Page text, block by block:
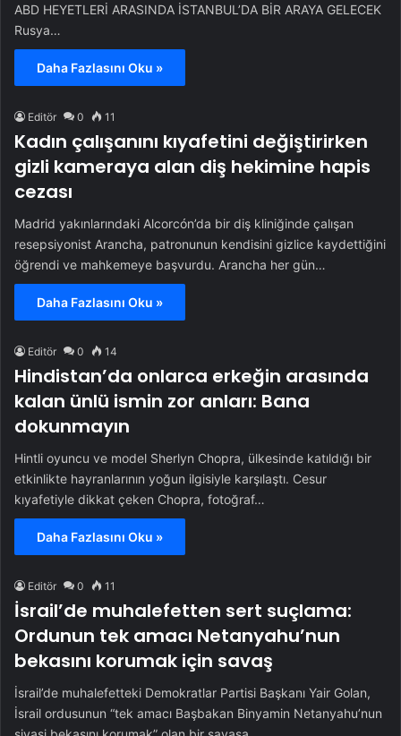
ABD HEYETLERİ ARASINDA İSTANBUL’DA BİR ARAYA GELECEK
Rusya…
Daha Fazlasını Oku »
Editör 0 11
Kadın çalışanını kıyafetini değiştirirken
gizli kameraya alan diş hekimine hapis
cezası
Madrid yakınlarındaki Alcorcón’da bir diş kliniğinde çalışan
resepsiyonist Arancha, patronunun kendisini gizlice kaydettiğini
öğrendi ve mahkemeye başvurdu. Arancha her gün…
Daha Fazlasını Oku »
Editör 0 14
Hindistan’da onlarca erkeğin arasında
kalan ünlü ismin zor anları: Bana
dokunmayın
Hintli oyuncu ve model Sherlyn Chopra, ülkesinde katıldığı bir
etkinlikte hayranlarının yoğun ilgisiyle karşılaştı. Cesur
kıyafetiyle dikkat çeken Chopra, fotoğraf…
Daha Fazlasını Oku »
Editör 0 11
İsrail’de muhalefetten sert suçlama:
Ordunun tek amacı Netanyahu’nun
bekasını korumak için savaş
İsrail’de muhalefetteki Demokratlar Partisi Başkanı Yair Golan,
İsrail ordusunun “tek amacı Başbakan Binyamin Netanyahu’nun